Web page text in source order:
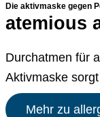
Die aktivmaske gegen
atemious
Durchatmen für
Aktivmaske
Mehr zu